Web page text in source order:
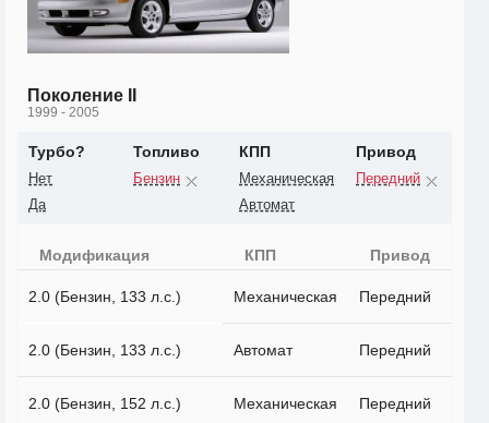
Поколение II
1999 - 2005
Турбо?
Нет
Да
Топливо
Бензин
КПП
Механическая
Автомат
Привод
Передний
Модификация КПП Привод
2.0 (Бензин, 133 л.с.) Механическая Передний
2.0 (Бензин, 133 л.с.) Автомат Передний
2.0 (Бензин, 152 л.с.) Механическая Передний